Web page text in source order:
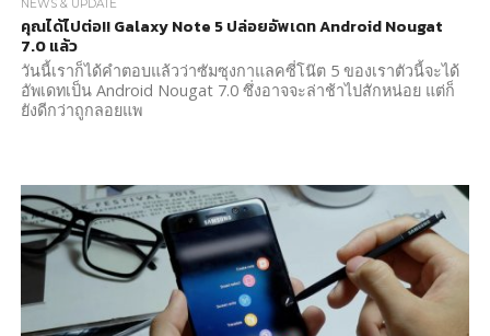
NEWS & UPDATE
คุณได้ไปต่อ!! Galaxy Note 5 ปล่อยอัพเดท Android Nougat
7.0 แล้ว
วันนี้เราก็ได้คำตอบแล้วว่าซัมซุงกาแลคซี่โน๊ต 5 ของเราตัวนี้จะได้
อัพเดทเป็น Android Nougat 7.0 ซึ่งอาจจะล่าช้าไปสักหน่อย แต่ก็
ยังดีกว่าถูกลอยแพ